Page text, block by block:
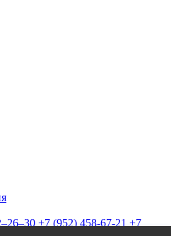
+7 (952) 458-67-21 +7